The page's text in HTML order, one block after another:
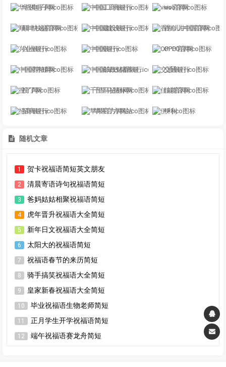
华强电子网 中国工商银行 vivo官网
顺丰快递官网 中国建设银行 香奈儿中国官网
兴业银行 中国银行 OPPO官网
中国养殖网 中国邮政储蓄银行 交通银行
搜了网 千里马招标网 佳能官网
招商银行 苹果官方网站 伊利
随机文章
1 贺卡祝福语简短英文朋友
2 清晨寄语诗句祝福语简短
3 爸妈姑姑相聚祝福语简短
4 虎年晋升祝福语大全简短
5 新年日文祝福语大全简短
6 太阳大的祝福语简短
7 祝福语春节的来历简短
8 骑手搞笑祝福语大全简短
9 皇家新春祝福语大全简短
10 毕业祝福语生物老师简短
11 正月学生开学祝福语简短
12 端午祝福语赛龙舟简短